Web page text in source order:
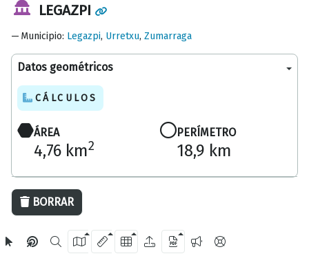
OpenStreetMap
LEGAZPI
Municipio: Legazpi, Urretxu, Zumarraga
Datos geométricos
CÁLCULOS
ÁREA
4,76 km2
PERÍMETRO
18,9 km
BORRAR